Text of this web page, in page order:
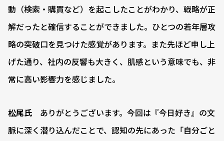
動（検索・購買など）を起こしたことがわかり、戦略が正
解だったと確信することができました。ひとつの若年層攻
略の突破口を見つけた感覚があります。また先ほど申し上
げた通り、社内の反響も大きく、肌感という意味でも、非
常に高い影響力を感じました。
松尾氏 ありがとうございます。今回は『今日好き』の文
脈に深く潜り込んだことで、認知の先にあった「自分ごと